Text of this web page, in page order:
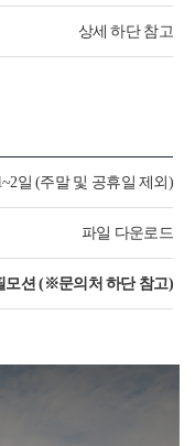
상세 하단 참고
일 (주말 및 공휴일 제외)
파일 다운로드
모션 (※문의처 하단 참고)